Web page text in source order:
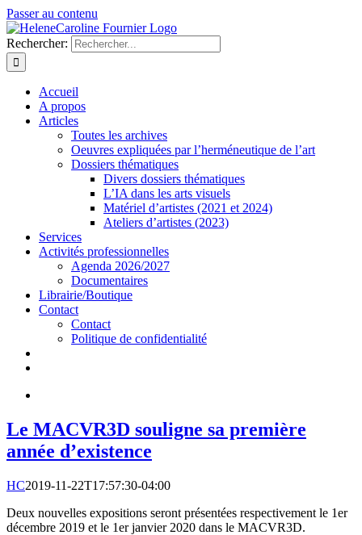
Passer au contenu
Rechercher:
Accueil
A propos
Articles
Toutes les archives
Oeuvres expliquées par l’herméneutique de l’art
Dossiers thématiques
Divers dossiers thématiques
L’IA dans les arts visuels
Matériel d’artistes (2021 et 2024)
Ateliers d’artistes (2023)
Services
Activités professionnelles
Agenda 2026/2027
Documentaires
Librairie/Boutique
Contact
Contact
Politique de confidentialité
Le MACVR3D souligne sa première
année d’existence
HC2019-11-22T17:57:30-04:00
Deux nouvelles expositions seront présentées respectivement le 1er
décembre 2019 et le 1er janvier 2020 dans le MACVR3D.